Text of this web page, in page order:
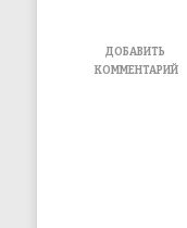
ДОБАВИТЬ
КОММЕНТАРИЙ